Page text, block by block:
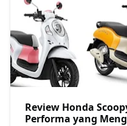
Review Honda
Performa yang